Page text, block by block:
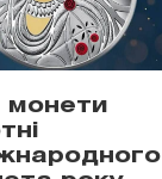
монети